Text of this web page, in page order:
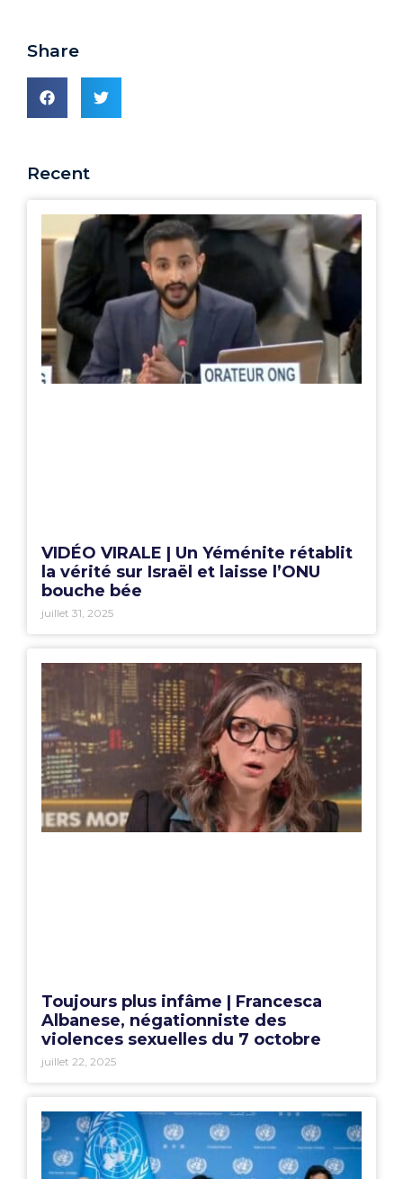
Share
Recent
VIDÉO VIRALE | Un Yéménite rétablit
la vérité sur Israël et laisse l’ONU
bouche bée
juillet 31, 2025
Toujours plus infâme | Francesca
Albanese, négationniste des
violences sexuelles du 7 octobre
juillet 22, 2025